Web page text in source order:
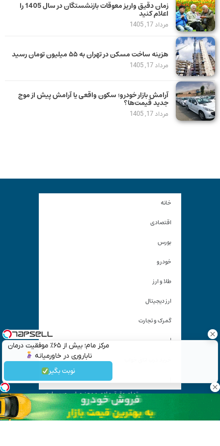
مرکز مام؛ بیش از ۶۵٪ موفقیت درمان
ناباروری در خاورمیانه
نوبت بگیر
زمان دقیق واریز معوقات بازنشستگان در سال 1405 را
اعلام کنید
مرداد 17, 1405
هزینه ساخت مسکن در تهران به ۵۵ میلیون تومان رسید
مرداد 17, 1405
آرامش بازار خودرو؛ سکون واقعی یا آرامش پیش از موج
جدید قیمت‌ها؟
مرداد 17, 1405
خانه
اقتصادی
بورس
خودرو
طلا و ارز
ارز دیجیتال
گمرک و تجارت
|
تمام حقوق مادی و معنوی این وب سایت
کیان آنلاین» است و استفاده غیر قانونی از آن پیگرد
قانونی دارد.